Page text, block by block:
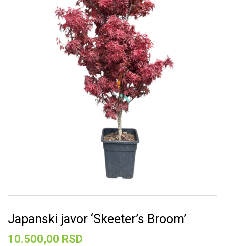
Japanski javor ‘Skeeter’s Broom’
10.500,00 RSD